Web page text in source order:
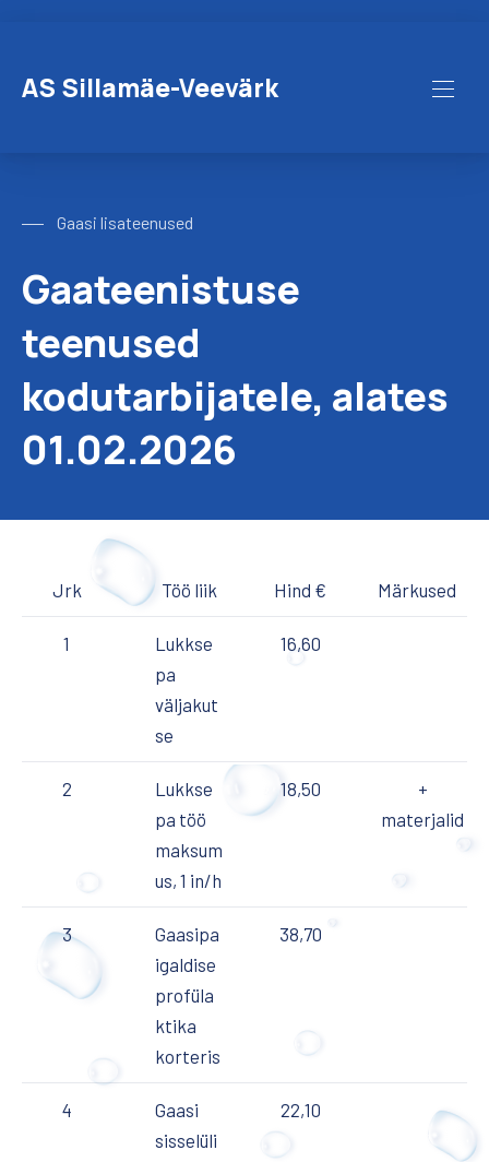
AS Sillamäe-Veevärk
Gaasi lisateenused
Gaateenistuse
teenused
kodutarbijatele, alates
01.02.2026
Jrk Töö liik Hind € Märkused
1
Lukkse
pa
väljakut
se
16,60
2
Lukkse
pa töö
maksum
us, 1 in/h
18,50
+
materjalid
3
Gaasipa
igaldise
profüla
ktika
korteris
38,70
4
Gaasi
sisselüli
22,10